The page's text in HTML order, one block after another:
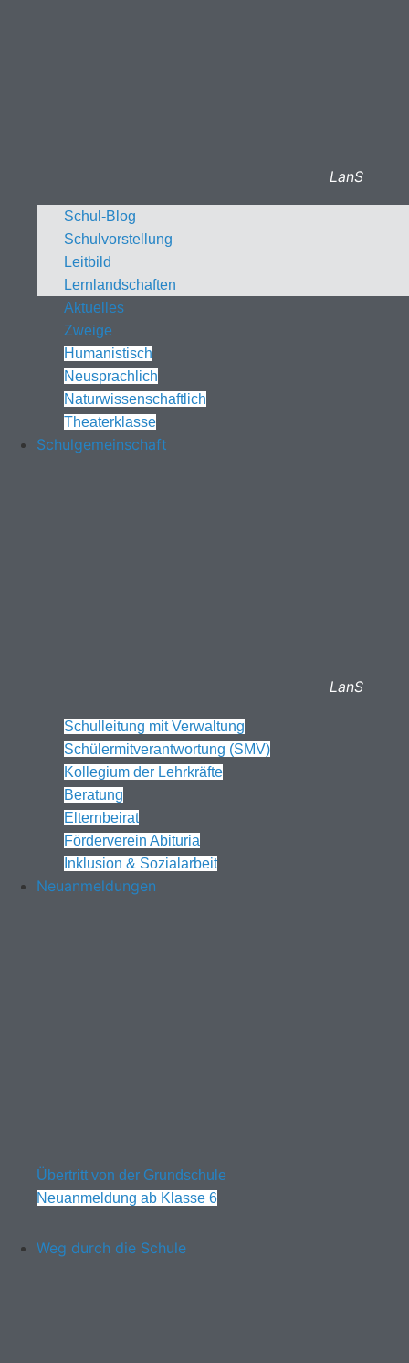
LanS
Schul-Blog
Schulvorstellung
Leitbild
Lernlandschaften
Aktuelles
Zweige
Humanistisch
Neusprachlich
Naturwissenschaftlich
Theaterklasse
Schulgemeinschaft
LanS
Schulleitung mit Verwaltung
Schülermitverantwortung (SMV)
Kollegium der Lehrkräfte
Beratung
Elternbeirat
Förderverein Abituria
Inklusion & Sozialarbeit
Neuanmeldungen
Übertritt von der Grundschule
Neuanmeldung ab Klasse 6
Weg durch die Schule